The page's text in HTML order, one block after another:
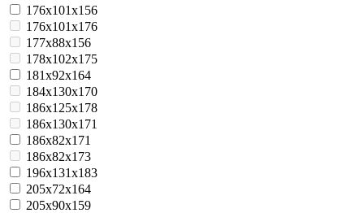
176x101x156
176x101x176
177x88x156
178x102x175
181x92x164
184x130x170
186x125x178
186x130x171
186x82x171
186x82x173
196x131x183
205x72x164
205x90x159